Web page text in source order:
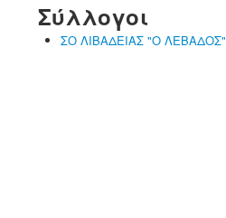
Σύλλογοι
ΣΟ ΛΙΒΑΔΕΙΑΣ "Ο ΛΕΒΑΔΟΣ"